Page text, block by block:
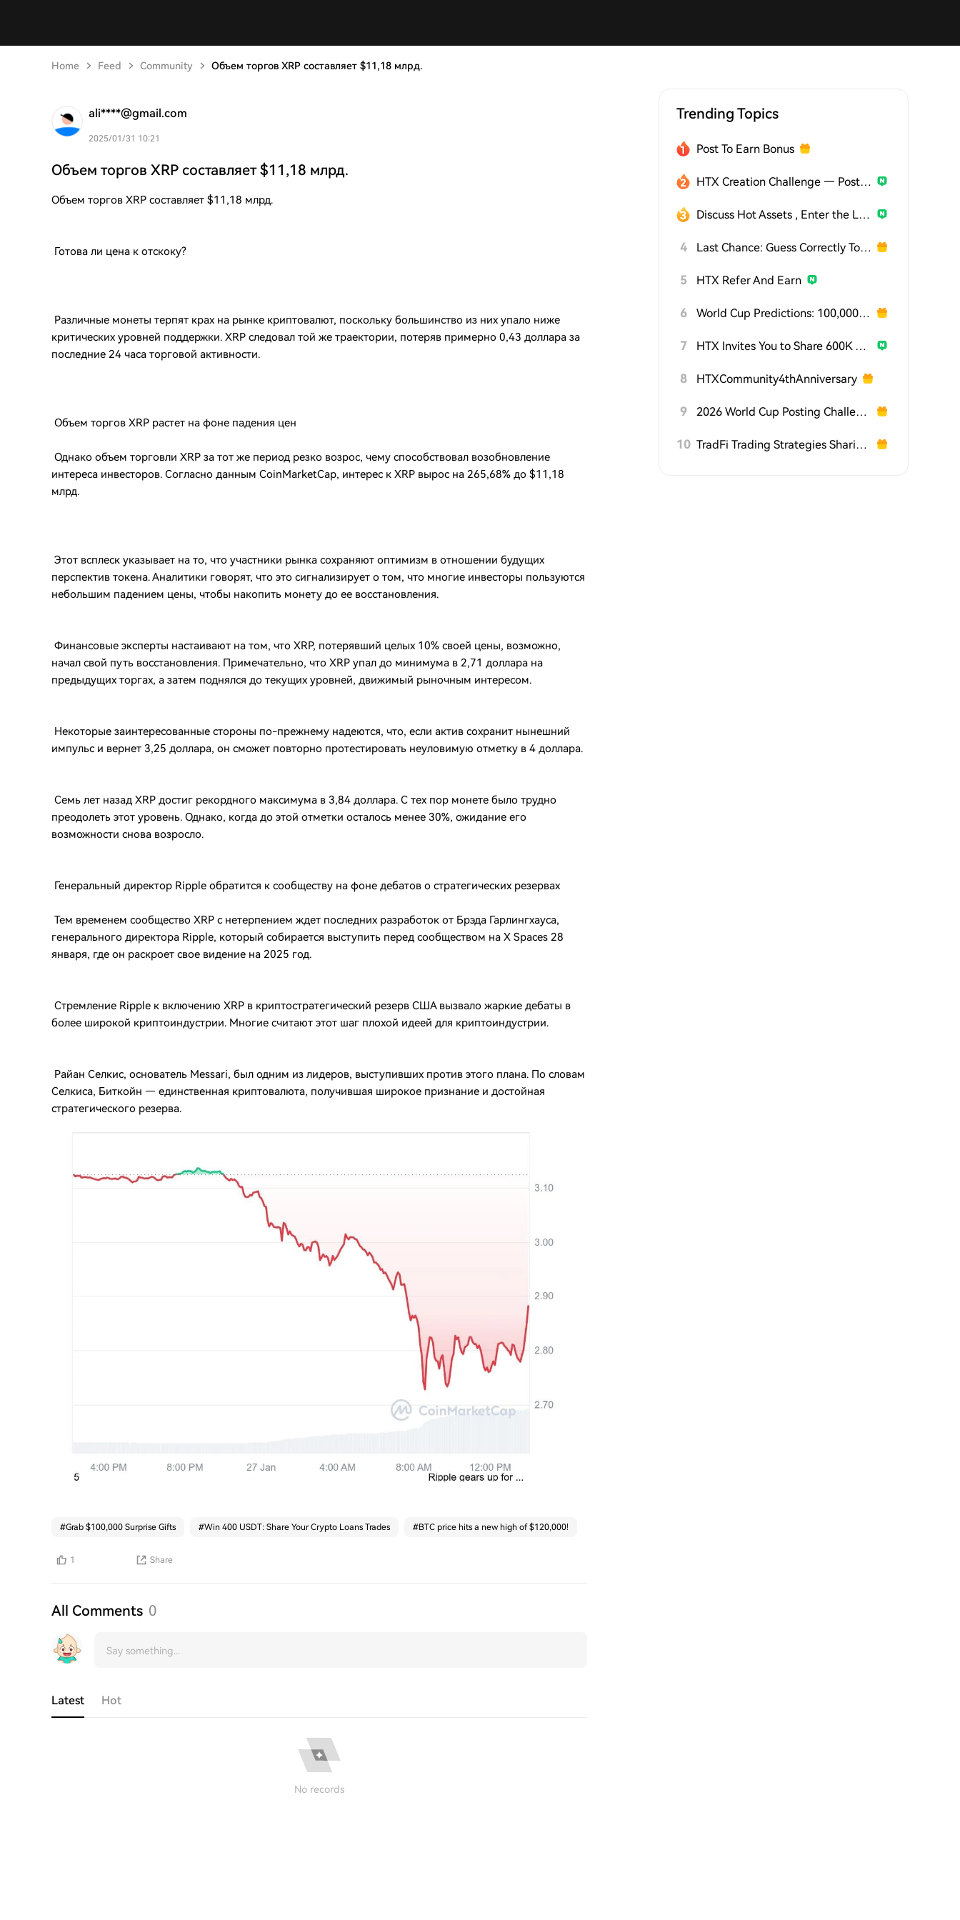
Home Feed Community Объем торгов XRP составляет $11,18 млрд.
ali****@gmail.com
2025/01/31 10:21
Объем торгов XRP составляет $11,18 млрд.
Объем торгов XRP составляет $11,18 млрд.
Готова ли цена к отскоку?
Различные монеты терпят крах на рынке криптовалют, поскольку большинство из них упало ниже
критических уровней поддержки. XRP следовал той же траектории, потеряв примерно 0,43 доллара за
последние 24 часа торговой активности.
Объем торгов XRP растет на фоне падения цен
Однако объем торговли XRP за тот же период резко возрос, чему способствовал возобновление
интереса инвесторов. Согласно данным CoinMarketCap, интерес к XRP вырос на 265,68% до $11,18
млрд.
Этот всплеск указывает на то, что участники рынка сохраняют оптимизм в отношении будущих
перспектив токена. Аналитики говорят, что это сигнализирует о том, что многие инвесторы пользуются
небольшим падением цены, чтобы накопить монету до ее восстановления.
Финансовые эксперты настаивают на том, что XRP, потерявший целых 10% своей цены, возможно,
начал свой путь восстановления. Примечательно, что XRP упал до минимума в 2,71 доллара на
предыдущих торгах, а затем поднялся до текущих уровней, движимый рыночным интересом.
Некоторые заинтересованные стороны по-прежнему надеются, что, если актив сохранит нынешний
импульс и вернет 3,25 доллара, он сможет повторно протестировать неуловимую отметку в 4 доллара.
Семь лет назад XRP достиг рекордного максимума в 3,84 доллара. С тех пор монете было трудно
преодолеть этот уровень. Однако, когда до этой отметки осталось менее 30%, ожидание его
возможности снова возросло.
Генеральный директор Ripple обратится к сообществу на фоне дебатов о стратегических резервах
Тем временем сообщество XRP с нетерпением ждет последних разработок от Брэда Гарлингхауса,
генерального директора Ripple, который собирается выступить перед сообществом на X Spaces 28
января, где он раскроет свое видение на 2025 год.
Стремление Ripple к включению XRP в криптостратегический резерв США вызвало жаркие дебаты в
более широкой криптоиндустрии. Многие считают этот шаг плохой идеей для криптоиндустрии.
Райан Селкис, основатель Messari, был одним из лидеров, выступивших против этого плана. По словам
Селкиса, Биткойн — единственная криптовалюта, получившая широкое признание и достойная
стратегического резерва.
#Grab $100,000 Surprise Gifts #Win 400 USDT: Share Your Crypto Loans Trades #BTC price hits a new high of $120,000!
1 Share
All Comments 0
Latest Hot
No records
Trending Topics
Post To Earn Bonus
HTX Creation Challenge — Post and Win 1,500U
Discuss Hot Assets , Enter the Lucky Draw
4 Last Chance: Guess Correctly Today and Win More
5 HTX Refer And Earn
6 World Cup Predictions: 100,000 USDT Daily
7 HTX Invites You to Share 600K USDT in Gift Packs
8 HTXCommunity4thAnniversary
9 2026 World Cup Posting Challenge on HTX Square
10 TradFi Trading Strategies Sharing Challenge